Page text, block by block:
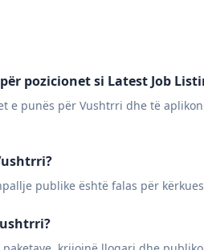
pozicionet si Latest Job
e punës për Vushtrri dhe të
publike është falas për